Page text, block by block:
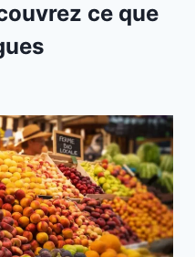
ce que